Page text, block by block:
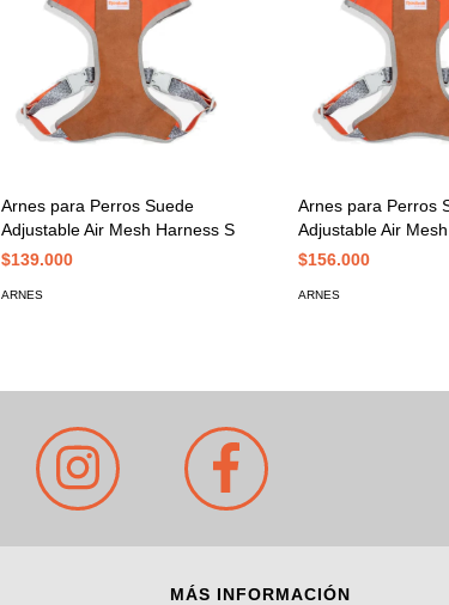
Arnes para Perros Suede
Adjustable Air Mesh Harness S
$139.000
ARNES
Arnes para Perros
Adjustable Air
$156.000
ARNES
MÁS INFORMACIÓN